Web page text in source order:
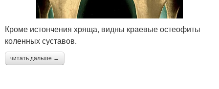
Кроме истончения хряща, видны краевые остеофиты
коленных суставов.
читать дальше →